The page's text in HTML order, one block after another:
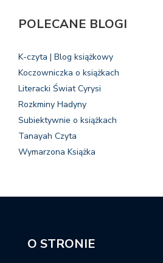
POLECANE BLOGI
K-czyta | Blog książkowy
Koczowniczka o książkach
Literacki Świat Cyrysi
Rozkminy Hadyny
Subiektywnie o książkach
Tanayah Czyta
Wymarzona Książka
O STRONIE